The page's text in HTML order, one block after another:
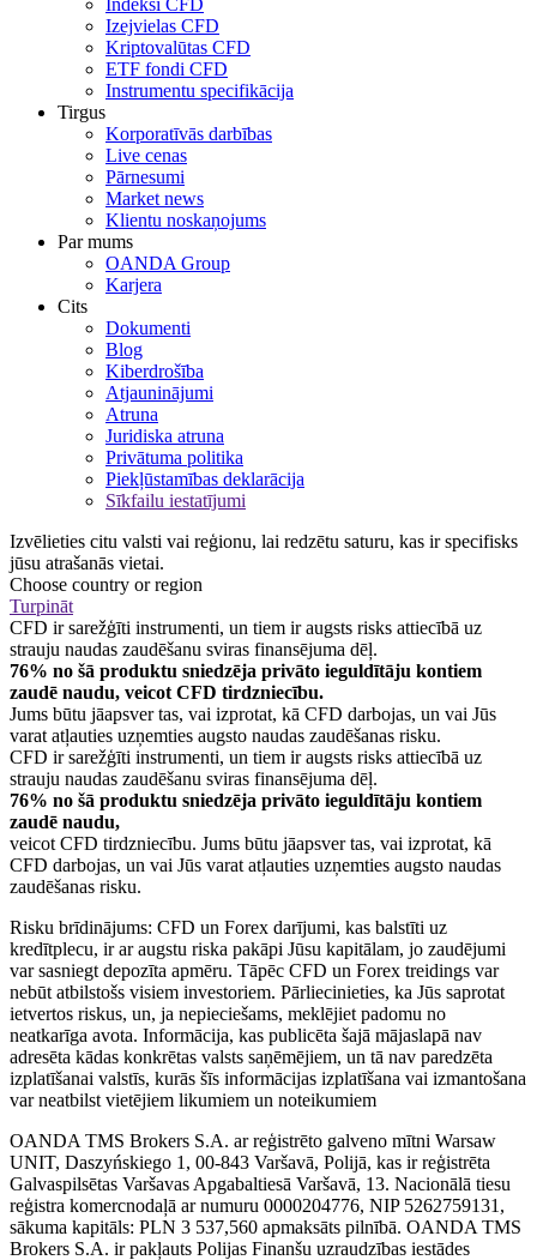
Izejvielas CFD
Kriptovalūtas CFD
ETF fondi CFD
Instrumentu specifikācija
Tirgus
Korporatīvās darbības
Live cenas
Pārnesumi
Market news
Klientu noskaņojums
Par mums
OANDA Group
Karjera
Cits
Dokumenti
Blog
Kiberdrošība
Atjauninājumi
Atruna
Juridiska atruna
Privātuma politika
Piekļūstamības deklarācija
Sīkfailu iestatījumi
Izvēlieties citu valsti vai reģionu, lai redzētu saturu, kas ir specifisks
jūsu atrašanās vietai.
Choose country or region
Turpināt
CFD ir sarežģīti instrumenti, un tiem ir augsts risks attiecībā uz
strauju naudas zaudēšanu sviras finansējuma dēļ.
76% no šā produktu sniedzēja privāto ieguldītāju kontiem
zaudē naudu, veicot CFD tirdzniecību.
Jums būtu jāapsver tas, vai izprotat, kā CFD darbojas, un vai Jūs
varat atļauties uzņemties augsto naudas zaudēšanas risku.
CFD ir sarežģīti instrumenti, un tiem ir augsts risks attiecībā uz
strauju naudas zaudēšanu sviras finansējuma dēļ.
76% no šā produktu sniedzēja privāto ieguldītāju kontiem
zaudē naudu,
veicot CFD tirdzniecību. Jums būtu jāapsver tas, vai izprotat, kā
CFD darbojas, un vai Jūs varat atļauties uzņemties augsto naudas
zaudēšanas risku.
Risku brīdinājums: CFD un Forex darījumi, kas balstīti uz
kredītplecu, ir ar augstu riska pakāpi Jūsu kapitālam, jo zaudējumi
var sasniegt depozīta apmēru. Tāpēc CFD un Forex treidings var
nebūt atbilstošs visiem investoriem. Pārliecinieties, ka Jūs saprotat
ietvertos riskus, un, ja nepieciešams, meklējiet padomu no
neatkarīga avota. Informācija, kas publicēta šajā mājaslapā nav
adresēta kādas konkrētas valsts saņēmējiem, un tā nav paredzēta
izplatīšanai valstīs, kurās šīs informācijas izplatīšana vai izmantošana
var neatbilst vietējiem likumiem un noteikumiem
OANDA TMS Brokers S.A. ar reģistrēto galveno mītni Warsaw
UNIT, Daszyńskiego 1, 00-843 Varšavā, Polijā, kas ir reģistrēta
Galvaspilsētas Varšavas Apgabaltiesā Varšavā, 13. Nacionālā tiesu
reģistra komercnodaļā ar numuru 0000204776, NIP 5262759131,
sākuma kapitāls: PLN 3 537,560 apmaksāts pilnībā. OANDA TMS
Brokers S.A. ir pakļauts Polijas Finanšu uzraudzības iestādes